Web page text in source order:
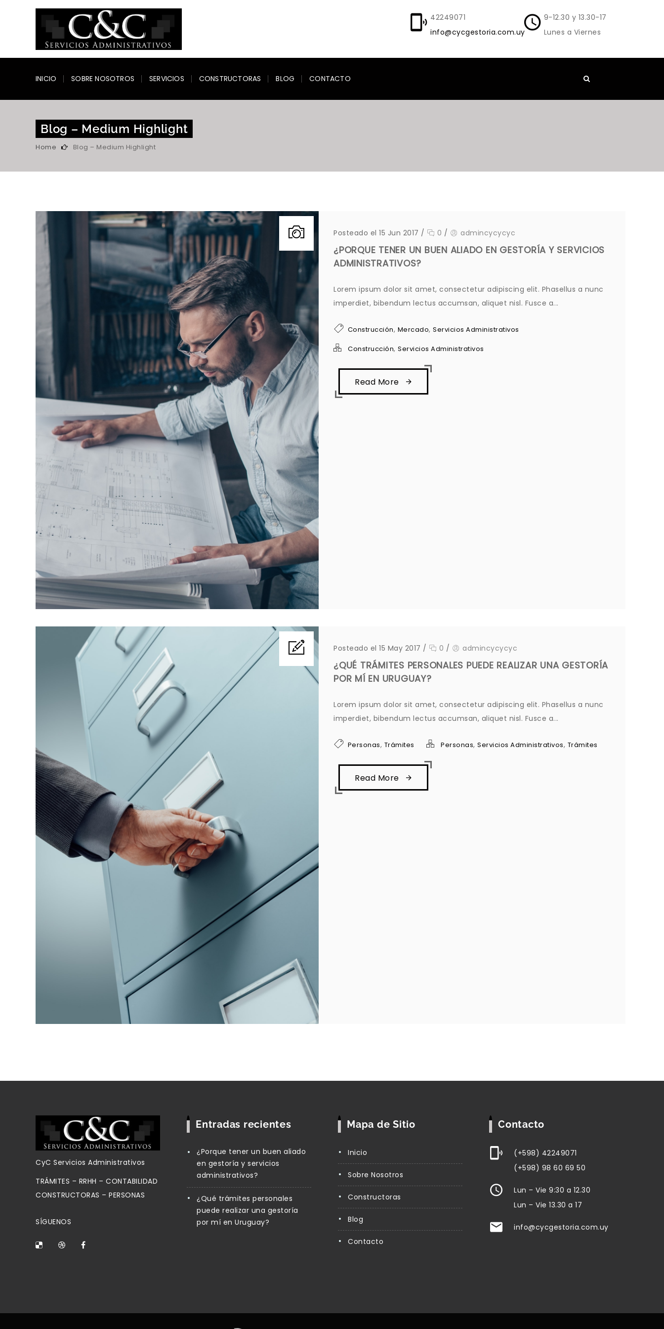
42249071
info@cycgestoria.com.uy
9-12.30 y 13.30-17
Lunes a Viernes
INICIO SOBRE NOSOTROS SERVICIOS CONSTRUCTORAS BLOG CONTACTO
Blog – Medium Highlight
Home Blog – Medium Highlight
Posteado el 15 Jun 2017 / 0 / admincycycyc
¿PORQUE TENER UN BUEN ALIADO EN GESTORÍA Y SERVICIOS
ADMINISTRATIVOS?
Lorem ipsum dolor sit amet, consectetur adipiscing elit. Phasellus a nunc
imperdiet, bibendum lectus accumsan, aliquet nisl. Fusce a...
Construcción, Mercado,Servicios Administrativos
Construcción,Servicios Administrativos
Read More
Posteado el 15 May 2017 / 0 / admincycycyc
¿QUÉ TRÁMITES PERSONALES PUEDE REALIZAR UNA GESTORÍA
POR MÍ EN URUGUAY?
Lorem ipsum dolor sit amet, consectetur adipiscing elit. Phasellus a nunc
imperdiet, bibendum lectus accumsan, aliquet nisl. Fusce a...
Personas, Trámites Personas,Servicios Administrativos, Trámites
Read More
CyC Servicios Administrativos
TRÁMITES – RRHH – CONTABILIDAD
CONSTRUCTORAS – PERSONAS
SÍGUENOS
Entradas recientes
¿Porque tener un buen aliado
en gestoría y servicios
administrativos?
¿Qué trámites personales
puede realizar una gestoría
por mí en Uruguay?
Mapa de Sitio
Inicio
Sobre Nosotros
Constructoras
Blog
Contacto
Contacto
(+598) 42249071
(+598) 98 60 69 50
Lun – Vie 9:30 a 12.30
Lun – Vie 13.30 a 17
info@cycgestoria.com.uy